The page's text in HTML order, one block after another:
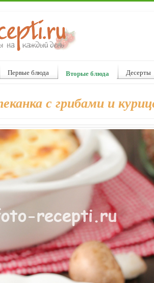
Первые блюда Вторые блюда Десерты
с грибами и